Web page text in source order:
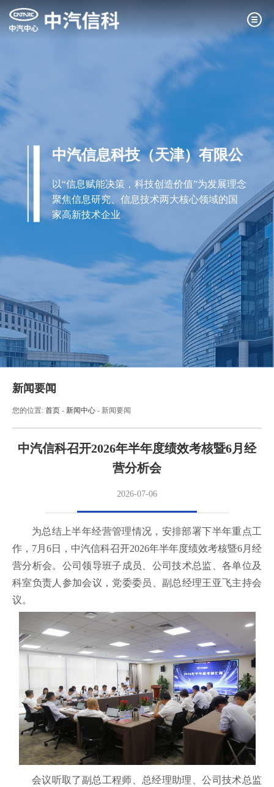
中汽信息科技（天津）有限公
以“信息赋能决策，科技创造价值”为发展理念
聚焦信息研究、信息技术两大核心领域的国
家高新技术企业
新闻要闻
您的位置: 首页 - 新闻中心 - 新闻要闻
中汽信科召开2026年半年度绩效考核暨6月经
营分析会
2026-07-06
为总结上半年经营管理情况，安排部署下半年重点工
作，7月6日，中汽信科召开2026年半年度绩效考核暨6月经
营分析会。公司领导班子成员、公司技术总监、各单位及
科室负责人参加会议，党委委员、副总经理王亚飞主持会
议。
会议听取了副总工程师、总经理助理、公司技术总监